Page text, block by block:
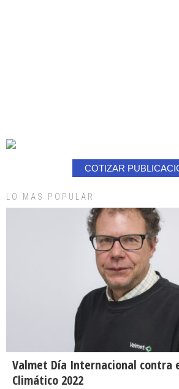
COTIZAR
LO MAS POPULAR
Valmet Día Internacional contra
Climático 2022